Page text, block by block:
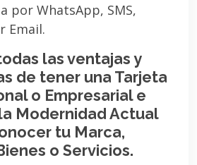
por WhatsApp, SMS,
Email.
las ventajas y
de tener una Tarjeta
o Empresarial e
Modernidad Actual
tu Marca,
o Servicios.